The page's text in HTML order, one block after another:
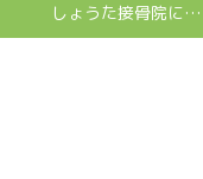
しょうた接骨院について